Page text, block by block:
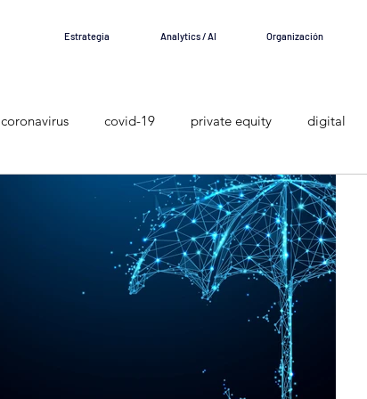
Estrategia Analytics / AI Organización
coronavirus covid-19 private equity digital
educacion Educación